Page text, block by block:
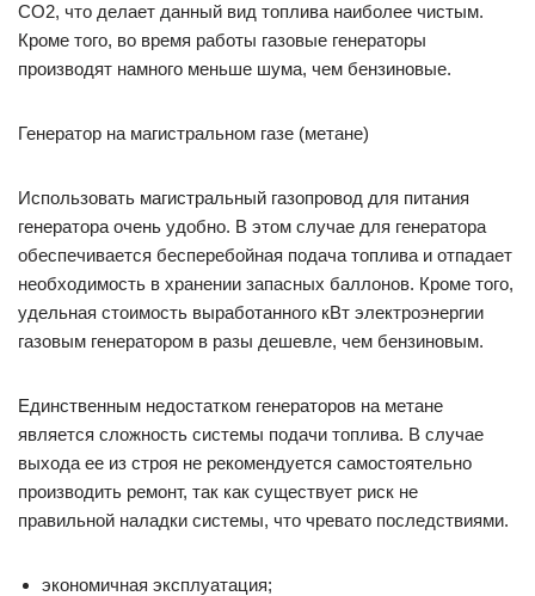
СО2, что делает данный вид топлива наиболее чистым.
Кроме того, во время работы газовые генераторы
производят намного меньше шума, чем бензиновые.
Генератор на магистральном газе (метане)
Использовать магистральный газопровод для питания
генератора очень удобно. В этом случае для генератора
обеспечивается бесперебойная подача топлива и отпадает
необходимость в хранении запасных баллонов. Кроме того,
удельная стоимость выработанного кВт электроэнергии
газовым генератором в разы дешевле, чем бензиновым.
Единственным недостатком генераторов на метане
является сложность системы подачи топлива. В случае
выхода ее из строя не рекомендуется самостоятельно
производить ремонт, так как существует риск не
правильной наладки системы, что чревато последствиями.
экономичная эксплуатация;